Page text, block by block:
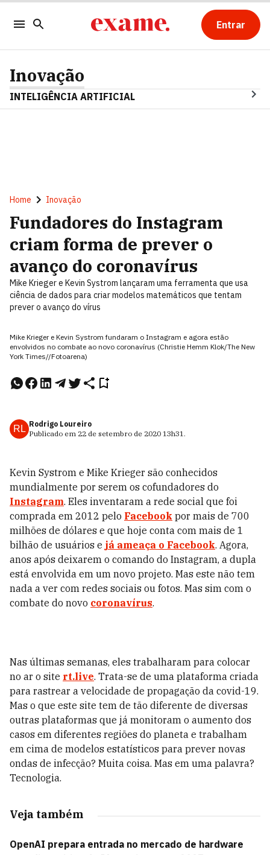
Entrar
Inovação
INTELIGÊNCIA ARTIFICIAL
Home Inovação
Fundadores do Instagram
criam forma de prever o
avanço do coronavírus
Mike Krieger e Kevin Systrom lançaram uma ferramenta que usa
ciência de dados para criar modelos matemáticos que tentam
prever o avanço do vírus
Mike Krieger e Kevin Systrom fundaram o Instagram e agora estão
envolvidos no combate ao novo coronavírus (Christie Hemm Klok/The New
York Times//Fotoarena)
RL Rodrigo Loureiro
Publicado em 22 de setembro de 2020 13h31.
Kevin Systrom e Mike Krieger são conhecidos
mundialmente por serem os cofundadores do
Instagram. Eles inventaram a rede social que foi
comprada em 2012 pelo Facebook por mais de 700
milhões de dólares e que hoje conta com mais de 1
bilhão de usuários e já ameaça o Facebook. Agora,
anos após deixarem o comando do Instagram, a dupla
está envolvida em um novo projeto. Mas este não tem
nada a ver com redes sociais ou fotos. Mas sim com o
combate do novo coronavírus.
Nas últimas semanas, eles trabalharam para colocar
no ar o site rt.live. Trata-se de uma plataforma criada
para rastrear a velocidade de propagação da covid-19.
Mas o que este site tem de tão diferente de diversas
outras plataformas que já monitoram o aumento dos
casos em diferentes regiões do planeta e trabalham
em cima de modelos estatísticos para prever novas
ondas de infecção? Muita coisa. Mas em uma palavra?
Tecnologia.
Veja também
OpenAI prepara entrada no mercado de hardware